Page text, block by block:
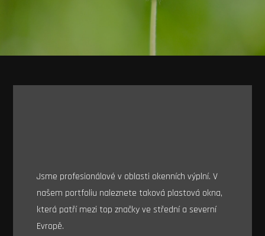
Jsme profesionálové v oblasti okenních výplní. V
našem portfoliu naleznete taková plastová okna,
která patří mezi top značky ve střední a severní
Evropě.